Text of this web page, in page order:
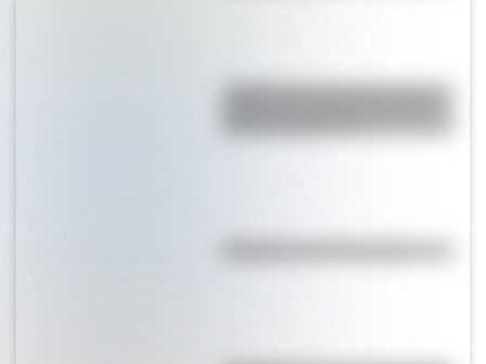
¿Sabías que Argentina tuvo la
alta de Sudamérica?